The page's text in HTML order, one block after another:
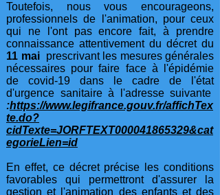
Toutefois, nous vous encourageons,
professionnels de l'animation, pour ceux
qui ne l'ont pas encore fait, à prendre
connaissance attentivement du décret du
11 mai prescrivant les mesures générales
nécessaires pour faire face à l'épidémie
de covid-19 dans le cadre de l'état
d'urgence sanitaire à l'adresse suivante
:https://www.legifrance.gouv.fr/affichTex
te.do?
cidTexte=JORFTEXT000041865329&cat
egorieLien=id
En effet, ce décret précise les conditions
favorables qui permettront d'assurer la
gestion et l'animation des enfants et des